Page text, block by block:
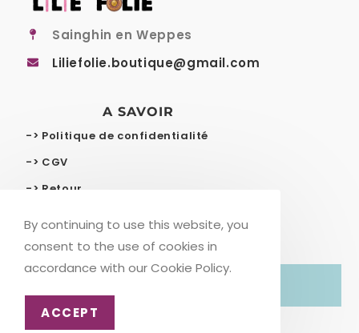
Sainghin en Weppes
Liliefolie.boutique@gmail.com
A SAVOIR
-> Politique de confidentialité
-> CGV
-> Retour
By continuing to use this website, you
consent to the use of cookies in
accordance with our Cookie Policy.
ACCEPT